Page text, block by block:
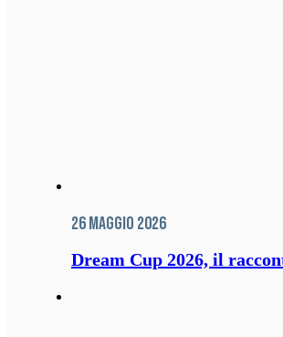
26 Maggio 2026
Dream Cup 2026, il